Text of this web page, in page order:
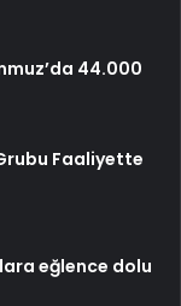
44.000
Faaliyette
eğlence dolu